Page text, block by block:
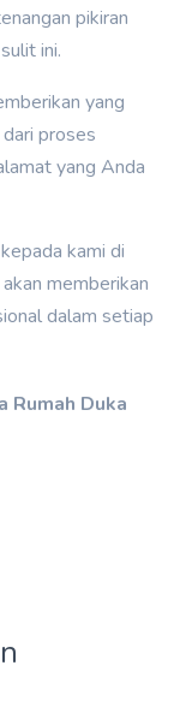
pikiran
ini.
yang
proses
yang Anda
kami di
memberikan
dalam setiap
Rumah Duka